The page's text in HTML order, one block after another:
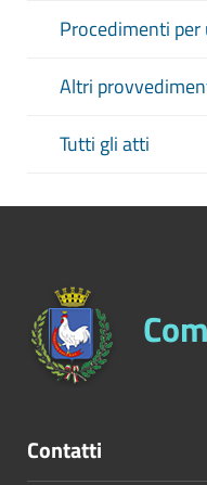
Procedimenti
Altri
Tutti gli atti
Contatti